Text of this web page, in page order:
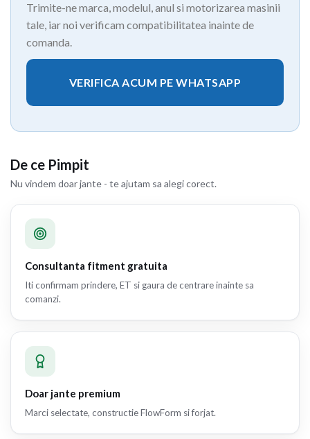
Trimite-ne marca, modelul, anul si motorizarea masinii
tale, iar noi verificam compatibilitatea inainte de
comanda.
VERIFICA ACUM PE WHATSAPP
De ce Pimpit
Nu vindem doar jante - te ajutam sa alegi corect.
Consultanta fitment gratuita
Iti confirmam prindere, ET si gaura de centrare inainte sa
comanzi.
Doar jante premium
Marci selectate, constructie FlowForm si forjat.